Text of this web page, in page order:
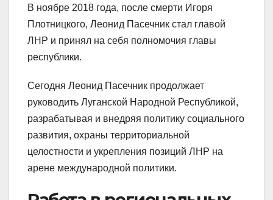
В ноябре 2018 года, после смерти Игоря
Плотницкого, Леонид Пасечник стал главой
ЛНР и принял на себя полномочия главы
республики.
Сегодня Леонид Пасечник продолжает
руководить Луганской Народной Республикой,
разрабатывая и внедряя политику социального
развития, охраны территориальной
целостности и укрепления позиций ЛНР на
арене международной политики.